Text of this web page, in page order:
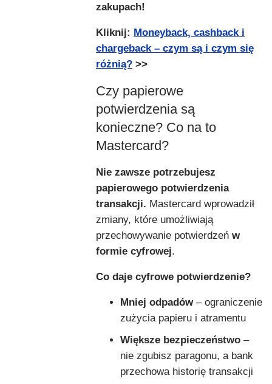
zakupach!
Kliknij: Moneyback, cashback i
chargeback – czym są i czym się
różnią? >>
Czy papierowe
potwierdzenia są
konieczne? Co na to
Mastercard?
Nie zawsze potrzebujesz
papierowego potwierdzenia
transakcji. Mastercard wprowadził
zmiany, które umożliwiają
przechowywanie potwierdzeń w
formie cyfrowej.
Co daje cyfrowe potwierdzenie?
Mniej odpadów– ograniczenie
zużycia papieru i atramentu
Większe bezpieczeństwo –
nie zgubisz paragonu, a bank
przechowa historię transakcji